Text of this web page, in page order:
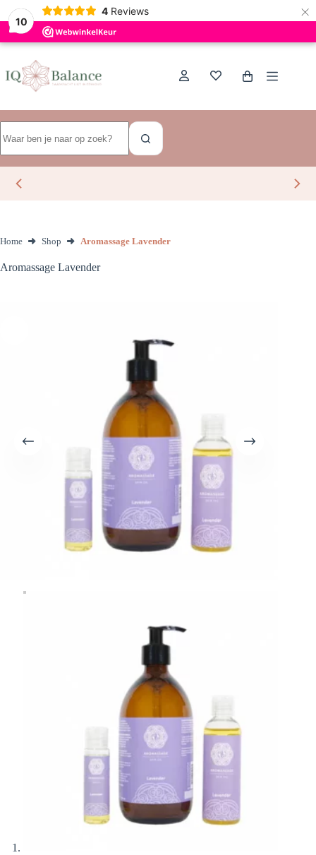
10
4 Reviews ×
Ga
de
inhoud
Winkelwagen
resultaten
Home Shop Aromassage Lavender
Aromassage Lavender